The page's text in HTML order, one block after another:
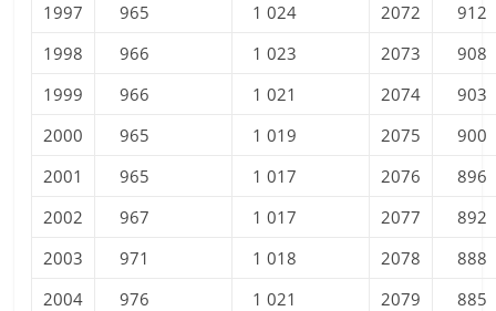
1997
965 1 024 2072
912
1998
966 1 023 2073
908
1999
966 1 021 2074
903
2000
965 1 019 2075
900
2001
965 1 017 2076
896
2002
967 1 017 2077
892
2003
971 1 018 2078
888
2004
976 1 021 2079
885